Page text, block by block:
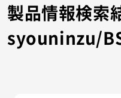
製品情報検索
syouninzu/